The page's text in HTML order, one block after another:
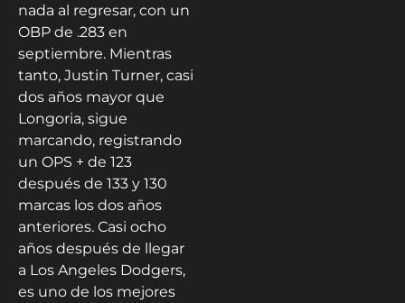
nada al regresar, con un
OBP de .283 en
septiembre. Mientras
tanto, Justin Turner, casi
dos años mayor que
Longoria, sigue
marcando, registrando
un OPS + de 123
después de 133 y 130
marcas los dos años
anteriores. Casi ocho
años después de llegar
a Los Angeles Dodgers,
es uno de los mejores